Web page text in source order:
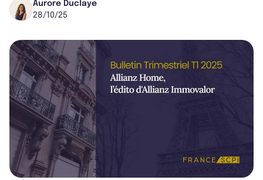
2030 appliqué à l’immob...
Aurore Duclaye
28/10/25